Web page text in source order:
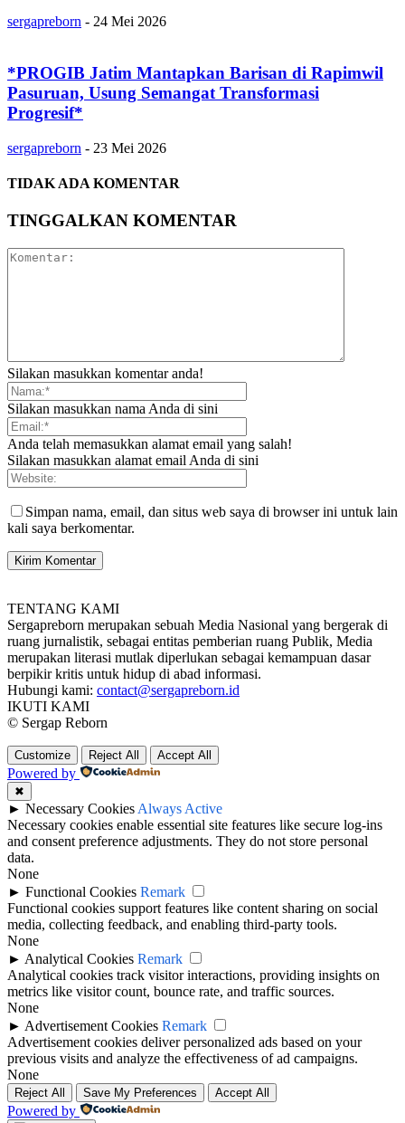
sergapreborn - 24 Mei 2026
*PROGIB Jatim Mantapkan Barisan di Rapimwil
Pasuruan, Usung Semangat Transformasi
Progresif*
sergapreborn - 23 Mei 2026
TIDAK ADA KOMENTAR
TINGGALKAN KOMENTAR
Silakan masukkan komentar anda!
Silakan masukkan nama Anda di sini
Anda telah memasukkan alamat email yang salah!
Silakan masukkan alamat email Anda di sini
Simpan nama, email, dan situs web saya di browser ini untuk lain
kali saya berkomentar.
TENTANG KAMI
Sergapreborn merupakan sebuah Media Nasional yang bergerak di
ruang jurnalistik, sebagai entitas pemberian ruang Publik, Media
merupakan literasi mutlak diperlukan sebagai kemampuan dasar
berpikir kritis untuk hidup di abad informasi.
Hubungi kami: contact@sergapreborn.id
IKUTI KAMI
© Sergap Reborn
Customize Reject All Accept All
Powered by
✖
► Necessary Cookies Always Active
Necessary cookies enable essential site features like secure log-ins
and consent preference adjustments. They do not store personal
data.
None
► Functional Cookies Remark
Functional cookies support features like content sharing on social
media, collecting feedback, and enabling third-party tools.
None
► Analytical Cookies Remark
Analytical cookies track visitor interactions, providing insights on
metrics like visitor count, bounce rate, and traffic sources.
None
► Advertisement Cookies Remark
Advertisement cookies deliver personalized ads based on your
previous visits and analyze the effectiveness of ad campaigns.
None
Reject All Save My Preferences Accept All
Powered by